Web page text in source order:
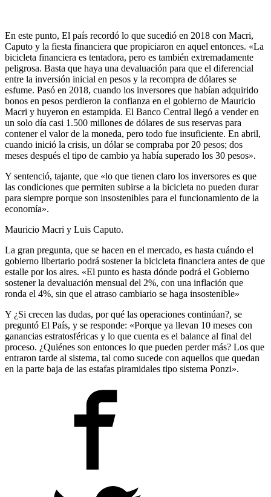
En este punto, El país recordó lo que sucedió en 2018 con Macri,
Caputo y la fiesta financiera que propiciaron en aquel entonces. «La
bicicleta financiera es tentadora, pero es también extremadamente
peligrosa. Basta que haya una devaluación para que el diferencial
entre la inversión inicial en pesos y la recompra de dólares se
esfume. Pasó en 2018, cuando los inversores que habían adquirido
bonos en pesos perdieron la confianza en el gobierno de Mauricio
Macri y huyeron en estampida. El Banco Central llegó a vender en
un solo día casi 1.500 millones de dólares de sus reservas para
contener el valor de la moneda, pero todo fue insuficiente. En abril,
cuando inició la crisis, un dólar se compraba por 20 pesos; dos
meses después el tipo de cambio ya había superado los 30 pesos».
Y sentenció, tajante, que «lo que tienen claro los inversores es que
las condiciones que permiten subirse a la bicicleta no pueden durar
para siempre porque son insostenibles para el funcionamiento de la
economía».
Mauricio Macri y Luis Caputo.
La gran pregunta, que se hacen en el mercado, es hasta cuándo el
gobierno libertario podrá sostener la bicicleta financiera antes de que
estalle por los aires. «El punto es hasta dónde podrá el Gobierno
sostener la devaluación mensual del 2%, con una inflación que
ronda el 4%, sin que el atraso cambiario se haga insostenible»
Y ¿Si crecen las dudas, por qué las operaciones continúan?, se
preguntó El País, y se responde: «Porque ya llevan 10 meses con
ganancias estratosféricas y lo que cuenta es el balance al final del
proceso. ¿Quiénes son entonces lo que pueden perder más? Los que
entraron tarde al sistema, tal como sucede con aquellos que quedan
en la parte baja de las estafas piramidales tipo sistema Ponzi».